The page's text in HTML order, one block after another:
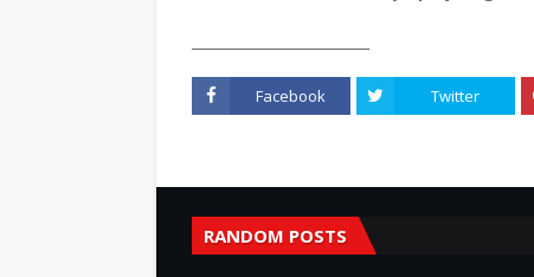
Facebook Twitter
RANDOM POSTS